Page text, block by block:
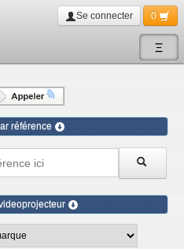
Ξ
Se connecter 0
référence